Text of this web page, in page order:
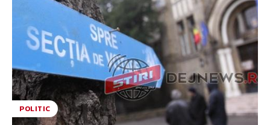
POLITIC